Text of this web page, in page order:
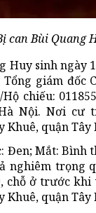
can Bùi Quang
sinh ngày
giám
chiếu:
Nội. Nơi cư
Khuê, quận Tây
Đen; Mắt:
nghiêm trọng
ở trước khi
Khuê, quận Tây